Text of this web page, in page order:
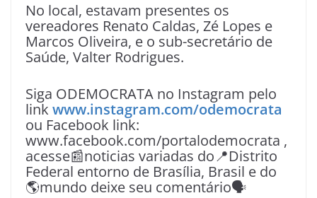
No local, estavam presentes os
vereadores Renato Caldas, Zé Lopes e
Marcos Oliveira, e o sub-secretário de
Saúde, Valter Rodrigues.
Siga ODEMOCRATA no Instagram pelo
link www.instagram.com/odemocrata
ou Facebook link:
www.facebook.com/portalodemocrata ,
acesse📰noticias variadas do📍Distrito
Federal entorno de Brasília, Brasil e do
🌎mundo deixe seu comentário🗣